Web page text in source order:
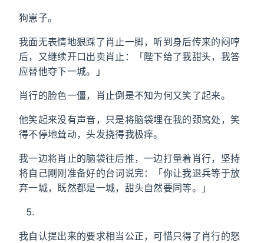
狗崽子。
我面无表情地狠踩了肖止一脚，听到身后传来的闷哼
后，又继续开口出卖肖止：「陛下给了我甜头，我答
应替他夺下一城。」
肖行的脸色一僵，肖止倒是不知为何又笑了起来。
他笑起来没有声音，只是将脑袋埋在我的颈窝处，笑
得不停地耸动，头发挠得我极痒。
我一边将肖止的脑袋往后推，一边打量着肖行，坚持
将自己刚刚准备好的台词说完：「你让我退兵等于放
弃一城，既然都是一城，甜头自然要同等。」
我自认提出来的要求相当公正，可惜只得了肖行的怒